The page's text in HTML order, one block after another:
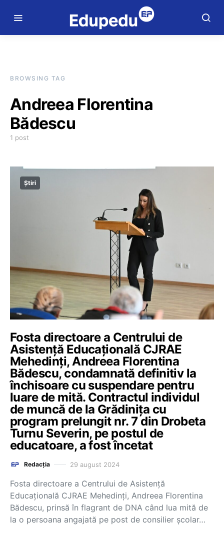
BROWSING TAG
Andreea Florentina
Bădescu
1 post
Știri
Fosta directoare a Centrului de
Asistență Educațională CJRAE
Mehedinți, Andreea Florentina
Bădescu, condamnată definitiv la
închisoare cu suspendare pentru
luare de mită. Contractul individul
de muncă de la Grădinița cu
program prelungit nr. 7 din Drobeta
Turnu Severin, pe postul de
educatoare, a fost încetat
Redacția 29 august 2024
Fosta directoare a Centrului de Asistență
Educațională CJRAE Mehedinți, Andreea Florentina
Bădescu, prinsă în flagrant de DNA când lua mită de
la o persoana angajată pe post de consilier școlar…